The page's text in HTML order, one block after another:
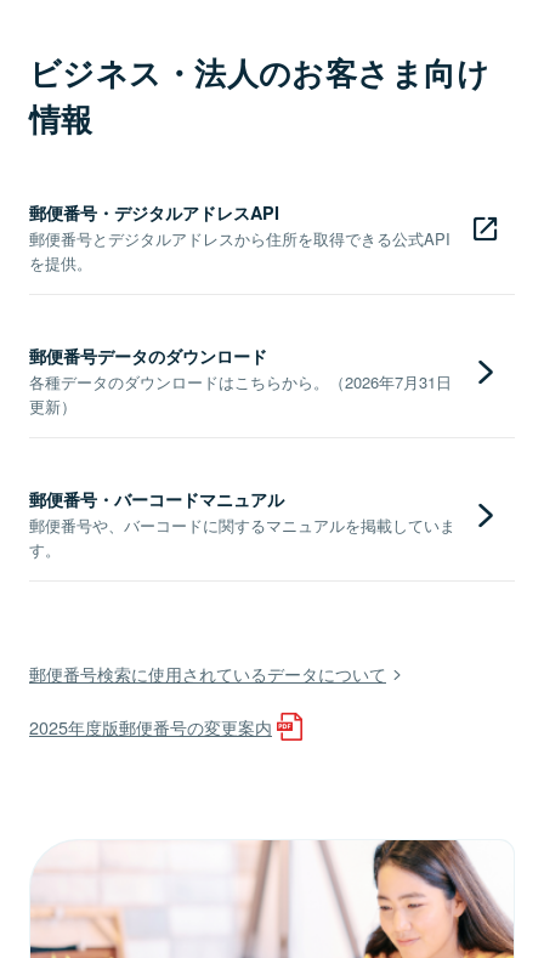
ビジネス・法人のお客さま向け
情報
郵便番号・デジタルアドレスAPI
郵便番号とデジタルアドレスから住所を取得できる公式API
を提供。
郵便番号データのダウンロード
各種データのダウンロードはこちらから。（2026年7月31日
更新）
郵便番号・バーコードマニュアル
郵便番号や、バーコードに関するマニュアルを掲載していま
す。
郵便番号検索に使用されているデータについて
2025年度版郵便番号の変更案内